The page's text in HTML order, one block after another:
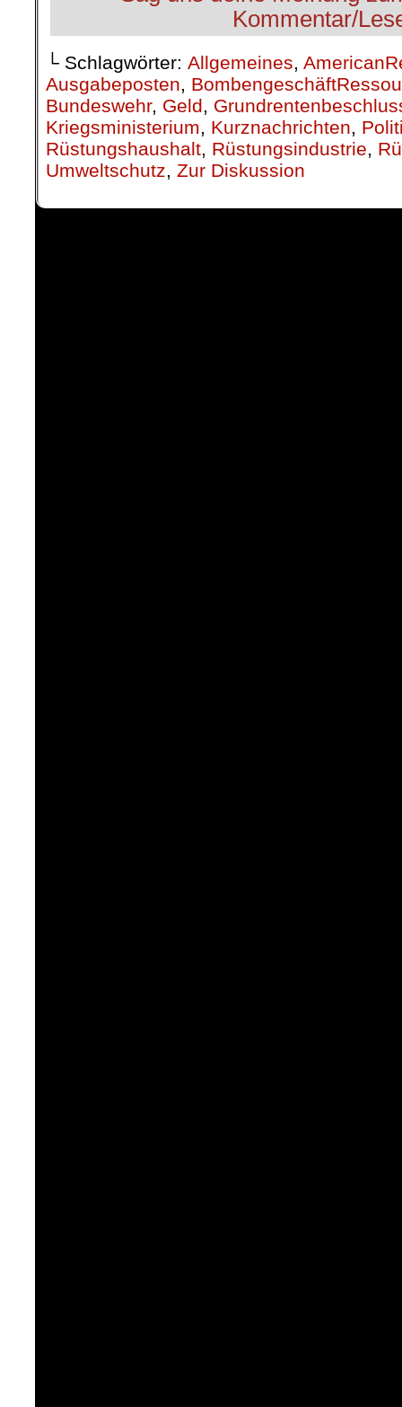
└ Schlagwörter: Allgemeines,
Ausgabeposten,
Bundeswehr, Geld,
Kriegsministerium, Kurznachrichten,
Rüstungshaushalt, Rüstungsindustrie,
Umweltschutz, Zur Diskussion